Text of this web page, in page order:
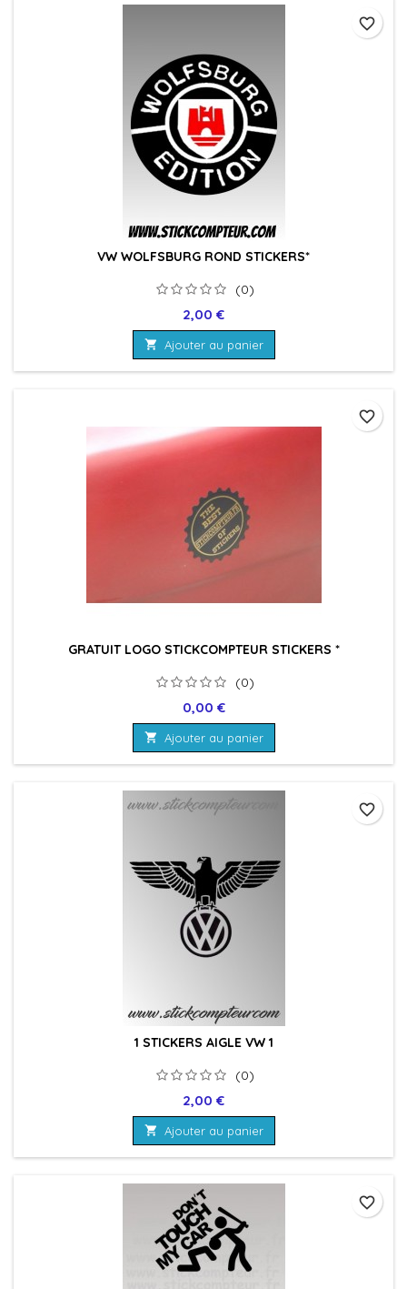
VW WOLFSBURG ROND STICKERS*
(0)
Prix
2,00 €
 Ajouter au panier
favorite_border
GRATUIT LOGO STICKCOMPTEUR STICKERS *
(0)
Prix
0,00 €
 Ajouter au panier
favorite_border
1 STICKERS AIGLE VW 1
(0)
Prix
2,00 €
 Ajouter au panier
favorite_border
favorite_border